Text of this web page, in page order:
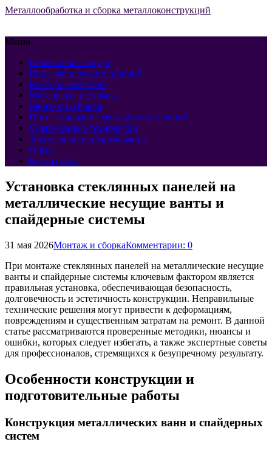
Металлообработка и сборка металлоконструкций
Меню
Безопасность труда
Виды металлоконструкций
Контроль качества
Материалы и сплавы
Монтаж и сборка
Проектирование металлоконструкций
Современные технологии
Технологии и оборудование
О нас
Карта сайта
Установка стеклянных панелей на
металлические несущие ванты и
спайдерные системы
31 мая 2026Монтаж и сборкаКомментарии: 0
При монтаже стеклянных панелей на металлические несущие
ванты и спайдерные системы ключевым фактором является
правильная установка, обеспечивающая безопасность,
долговечность и эстетичность конструкции. Неправильные
технические решения могут привести к деформациям,
повреждениям и существенным затратам на ремонт. В данной
статье рассматриваются проверенные методики, нюансы и
ошибки, которых следует избегать, а также экспертные советы
для профессионалов, стремящихся к безупречному результату.
Особенности конструкции и
подготовительные работы
Конструкция металлических ванн и спайдерных
систем